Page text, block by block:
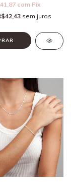
com Pix
sem juros